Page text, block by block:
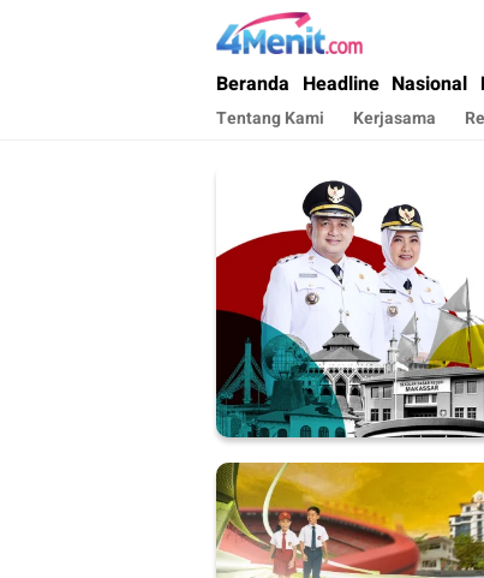
4menit.com
Mengungkap Kisah, Setiap Hari
Beranda Headline Nasional
Tentang Kami Kerjasama